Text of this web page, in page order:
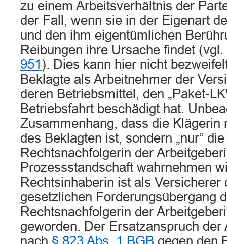
zu einem Arbeitsverhältnis der
der Fall, wenn sie in der Eigenart
und den ihm eigentümlichen
Reibungen ihre Ursache findet
951 ). Dies kann hier nicht
Beklagte als Arbeitnehmer der
deren Betriebsmittel, den „Paket-
Betriebsfahrt beschädigt hat.
Zusammenhang, dass die Klägerin
des Beklagten ist, sondern „nur“
Rechtsnachfolgerin der
Prozessstandschaft wahrnehmen
Rechtsinhaberin ist als Versicherer
gesetzlichen Forderungsübergang
Rechtsnachfolgerin der
geworden. Der Ersatzanspruch der
nach § 823 Abs. 1 BGB gegen den